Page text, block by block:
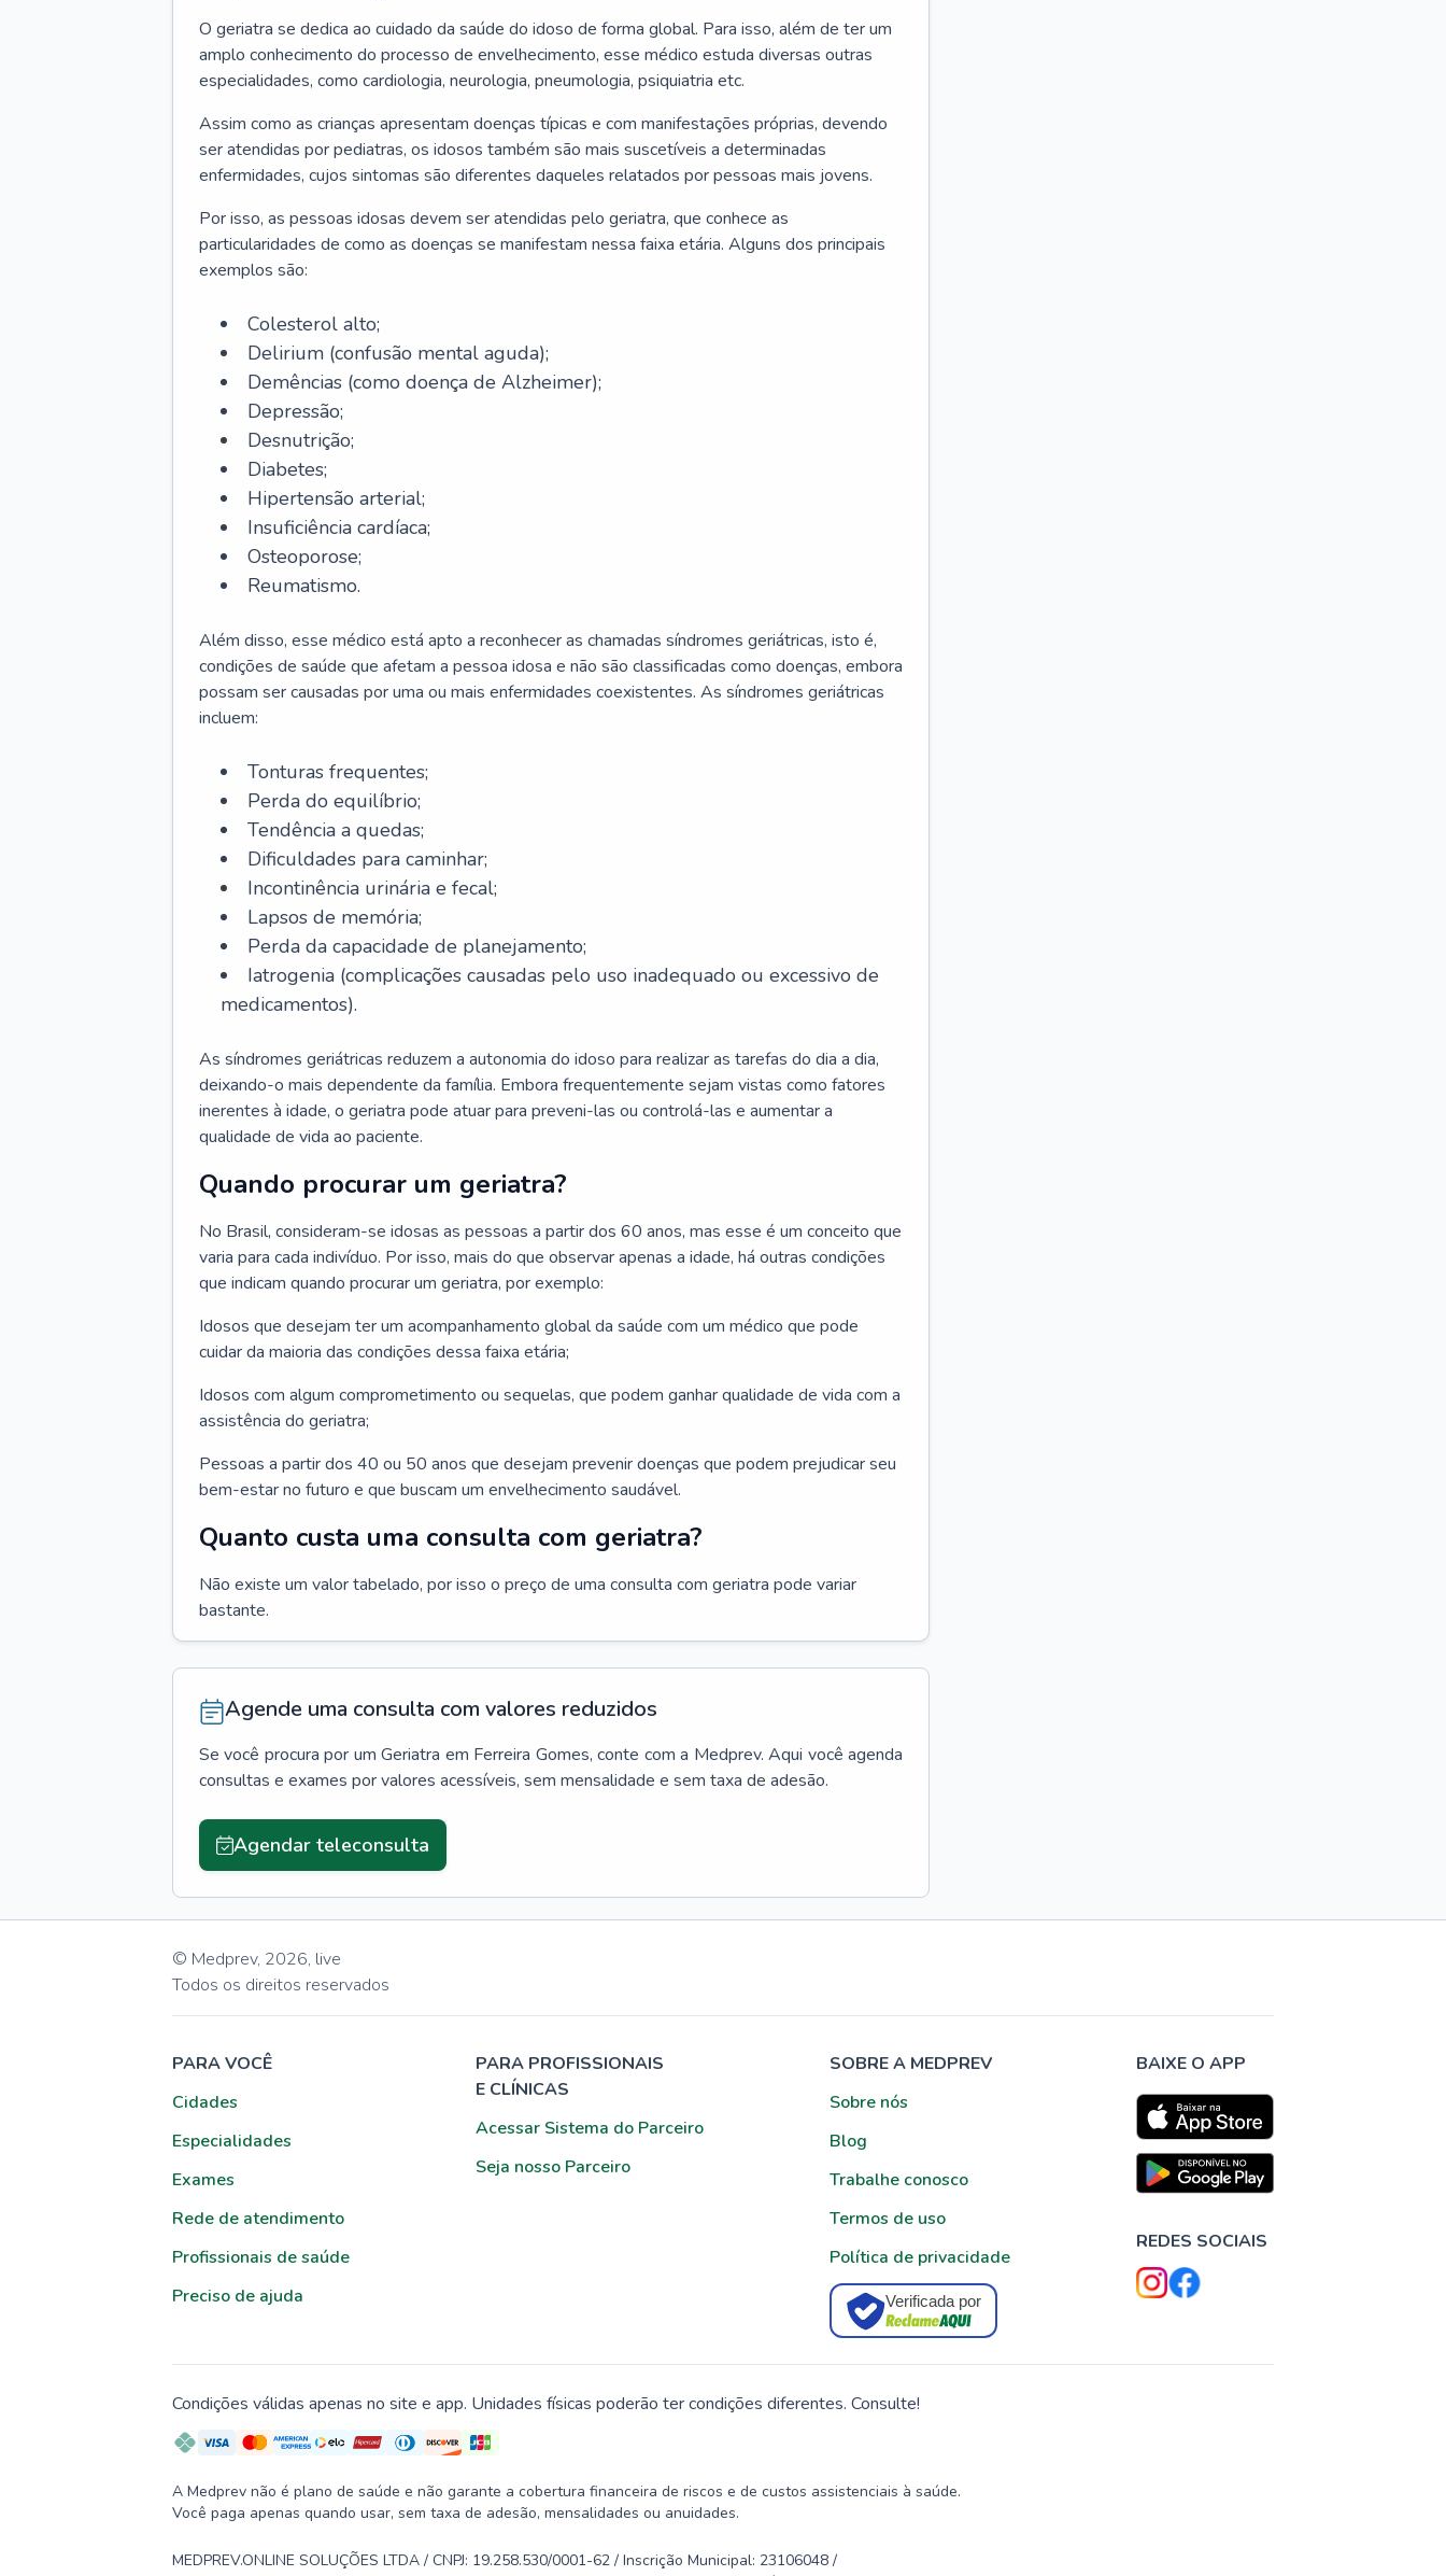
O geriatra se dedica ao cuidado da saúde do idoso de forma global. Para isso, além de ter um
amplo conhecimento do processo de envelhecimento, esse médico estuda diversas outras
especialidades, como cardiologia, neurologia, pneumologia, psiquiatria etc.
Assim como as crianças apresentam doenças típicas e com manifestações próprias, devendo
ser atendidas por pediatras, os idosos também são mais suscetíveis a determinadas
enfermidades, cujos sintomas são diferentes daqueles relatados por pessoas mais jovens.
Por isso, as pessoas idosas devem ser atendidas pelo geriatra, que conhece as
particularidades de como as doenças se manifestam nessa faixa etária. Alguns dos principais
exemplos são:
Colesterol alto;
Delirium (confusão mental aguda);
Demências (como doença de Alzheimer);
Depressão;
Desnutrição;
Diabetes;
Hipertensão arterial;
Insuficiência cardíaca;
Osteoporose;
Reumatismo.
Além disso, esse médico está apto a reconhecer as chamadas síndromes geriátricas, isto é,
condições de saúde que afetam a pessoa idosa e não são classificadas como doenças, embora
possam ser causadas por uma ou mais enfermidades coexistentes. As síndromes geriátricas
incluem:
Tonturas frequentes;
Perda do equilíbrio;
Tendência a quedas;
Dificuldades para caminhar;
Incontinência urinária e fecal;
Lapsos de memória;
Perda da capacidade de planejamento;
Iatrogenia (complicações causadas pelo uso inadequado ou excessivo de
medicamentos).
As síndromes geriátricas reduzem a autonomia do idoso para realizar as tarefas do dia a dia,
deixando-o mais dependente da família. Embora frequentemente sejam vistas como fatores
inerentes à idade, o geriatra pode atuar para preveni-las ou controlá-las e aumentar a
qualidade de vida ao paciente.
Quando procurar um geriatra?
No Brasil, consideram-se idosas as pessoas a partir dos 60 anos, mas esse é um conceito que
varia para cada indivíduo. Por isso, mais do que observar apenas a idade, há outras condições
que indicam quando procurar um geriatra, por exemplo:
Idosos que desejam ter um acompanhamento global da saúde com um médico que pode
cuidar da maioria das condições dessa faixa etária;
Idosos com algum comprometimento ou sequelas, que podem ganhar qualidade de vida com a
assistência do geriatra;
Pessoas a partir dos 40 ou 50 anos que desejam prevenir doenças que podem prejudicar seu
bem-estar no futuro e que buscam um envelhecimento saudável.
Quanto custa uma consulta com geriatra?
Não existe um valor tabelado, por isso o preço de uma consulta com geriatra pode variar
bastante.
Agende uma consulta com valores reduzidos
Se você procura por um Geriatra em Ferreira Gomes, conte com a Medprev. Aqui você agenda
consultas e exames por valores acessíveis, sem mensalidade e sem taxa de adesão.
Agendar teleconsulta
© Medprev, 2026, live
Todos os direitos reservados
PARA VOCÊ
Cidades
Especialidades
Exames
Rede de atendimento
Profissionais de saúde
Preciso de ajuda
PARA PROFISSIONAIS
E CLÍNICAS
Acessar Sistema do Parceiro
Seja nosso Parceiro
SOBRE A MEDPREV
Sobre nós
Blog
Trabalhe conosco
Termos de uso
Política de privacidade
Verificada por
BAIXE O APP
REDES SOCIAIS
Condições válidas apenas no site e app. Unidades físicas poderão ter condições diferentes. Consulte!
A Medprev não é plano de saúde e não garante a cobertura financeira de riscos e de custos assistenciais à saúde.
Você paga apenas quando usar, sem taxa de adesão, mensalidades ou anuidades.
MEDPREV.ONLINE SOLUÇÕES LTDA / CNPJ: 19.258.530/0001-62 / Inscrição Municipal: 23106048 /